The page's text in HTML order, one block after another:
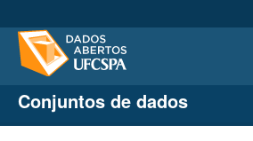
Conjuntos de dados
Organizações
Conjuntos de dados